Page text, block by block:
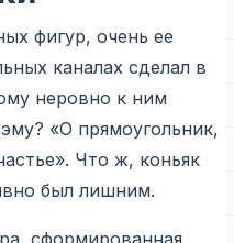
фигур, очень ее
каналах сделал в
неровно к ним
«О прямоугольник,
Что ж, коньяк
был лишним.
сформированная